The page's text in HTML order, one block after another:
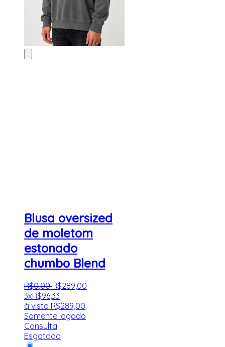
Blusa oversized
de moletom
estonado
chumbo Blend
R$0,00 R$289,00
3xR$96,33
à vista R$289,00
Somente logado
Consulta
Esgotado